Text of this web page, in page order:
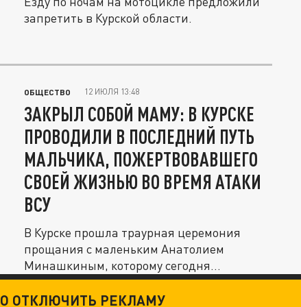
запретить в Курской области.
ОБЩЕСТВО 12 ИЮЛЯ 13:48
ЗАКРЫЛ СОБОЙ МАМУ: В КУРСКЕ
ПРОВОДИЛИ В ПОСЛЕДНИЙ ПУТЬ
МАЛЬЧИКА, ПОЖЕРТВОВАВШЕГО
СВОЕЙ ЖИЗНЬЮ ВО ВРЕМЯ АТАКИ
ВСУ
В Курске прошла траурная церемония
прощания с маленьким Анатолием
Минашкиным, которому сегодня
исполнилось бы...
ОТКЛЮЧИТЬ РЕКЛАМУ